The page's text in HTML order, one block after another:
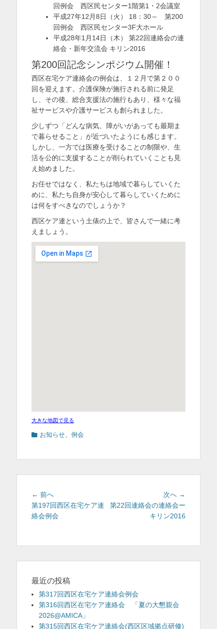
回例会 西区民センター1階第1・2会議室
平成27年12月8日（火） 18：30～ 第200
回例会 西区民センター3F大ホール
平成28年1月14日（木） 第22回連絡会の連
絡会・新年交流会 キリン2016
第200回記念シンポジウム開催！
西区在宅ケア連絡会の例会は、１２月で第２００
回を迎えます。介護保険が施行される前に発足
し、その後、総合支援法の施行もあり、様々な福
祉サービスや介護サービスも創られました。
少しずつ「どんな病気、障がいがあっても最期ま
で暮らせること」が近づいたようにも感じます。
しかし、一方では医療を受けることの制限や、生
活を公的に支援することが削られていくことも見
え始めました。
お任せではなく、私たちは地域で暮らしていくた
めに、私たち自身が安心して暮らしていくために
は何をすべきなのでしょうか？
西区ケア連という土俵の上で、皆さんで一緒に考
えましょう。
大きな地図で見る
カ お知らせ、 例会
投
稿
ナ
シ
ョ
ン
← 前へ
の
投
第197回西区在宅ケア連
絡会例会
次へ →
第22回連絡会の連絡会ー
キリン2016
最近の投稿
第317回西区在宅ケア連絡会例会
第316回西区在宅ケア連絡会 「夏の大懇親会
2026@AMICA」
第315回西区在宅ケア連絡会(西区区域拠点研修)